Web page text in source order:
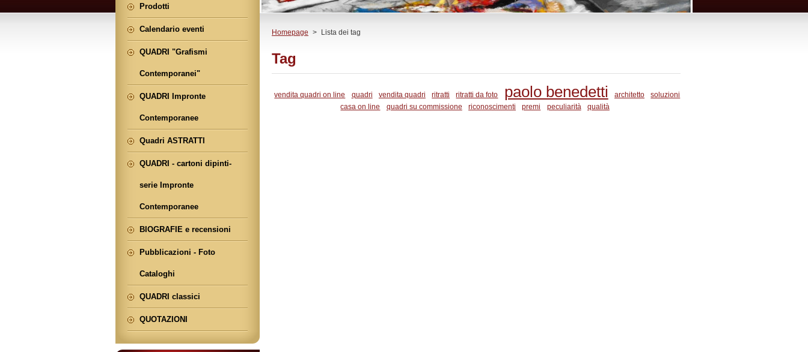
Homepage > Lista dei tag
Tag
vendita quadri on line quadri vendita quadri ritratti ritratti da foto paolo benedetti architetto
soluzioni
casa on line
quadri su commissione riconoscimenti premi peculiarità qualità
Prodotti
Calendario eventi
QUADRI "Grafismi
Contemporanei"
QUADRI Impronte
Contemporanee
Quadri ASTRATTI
QUADRI - cartoni dipinti-
serie Impronte
Contemporanee
BIOGRAFIE e recensioni
Pubblicazioni - Foto
Cataloghi
QUADRI classici
QUOTAZIONI